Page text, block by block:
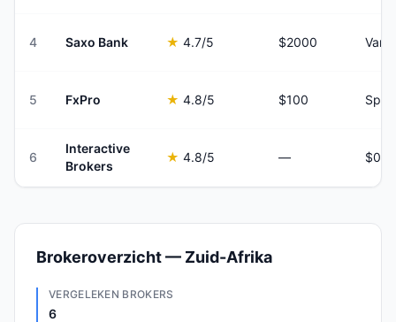
4 Saxo Bank ★ 4.7/5 $2000
5 FxPro ★ 4.8/5 $100
6
Interactive
Brokers
★ 4.8/5 —
Brokeroverzicht — Zuid-Afrika
VERGELEKEN BROKERS
6